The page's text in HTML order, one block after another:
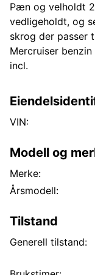
Pæn og velholdt
vedligeholdt, og
skrog der passer
Mercruiser
incl.
VIN:
Modell og
Merke:
Årsmodell:
Tilstand
Generell tilstand: